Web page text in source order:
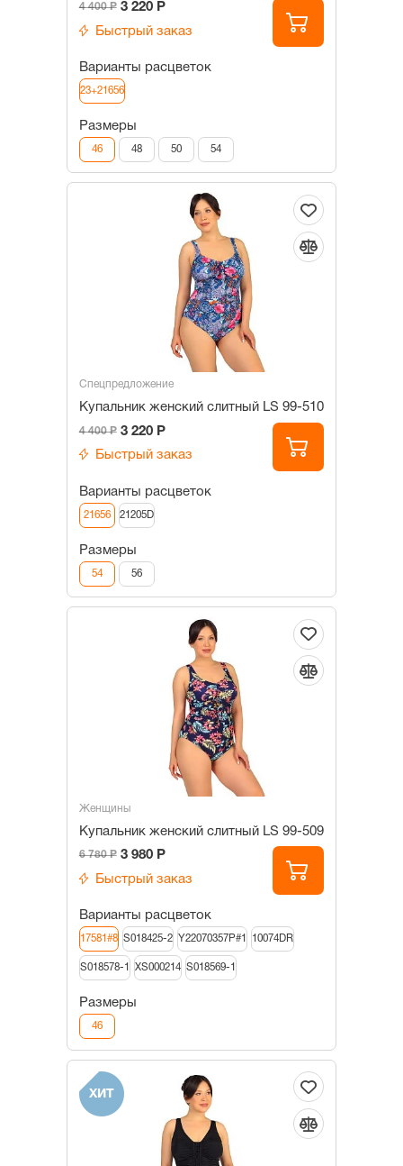
4 400 Р 3 220 Р
Быстрый заказ
Варианты расцветок
23+21656
Размеры
46 48 50 54
Спецпредложение
Купальник женский слитный LS 99-510
4 400 Р 3 220 Р
Быстрый заказ
Варианты расцветок
21656 21205D
Размеры
54 56
Женщины
Купальник женский слитный LS 99-509
6 780 Р 3 980 Р
Быстрый заказ
Варианты расцветок
17581#8 S018425-2 Y22070357P#1 10074DR
S018578-1 XS000214 S018569-1
Размеры
46
ХИТ